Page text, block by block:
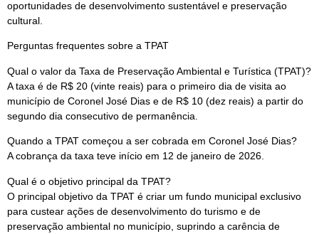
oportunidades de desenvolvimento sustentável e preservação
cultural.
Perguntas frequentes sobre a TPAT
Qual o valor da Taxa de Preservação Ambiental e Turística (TPAT)?
A taxa é de R$ 20 (vinte reais) para o primeiro dia de visita ao
município de Coronel José Dias e de R$ 10 (dez reais) a partir do
segundo dia consecutivo de permanência.
Quando a TPAT começou a ser cobrada em Coronel José Dias?
A cobrança da taxa teve início em 12 de janeiro de 2026.
Qual é o objetivo principal da TPAT?
O principal objetivo da TPAT é criar um fundo municipal exclusivo
para custear ações de desenvolvimento do turismo e de
preservação ambiental no município, suprindo a carência de